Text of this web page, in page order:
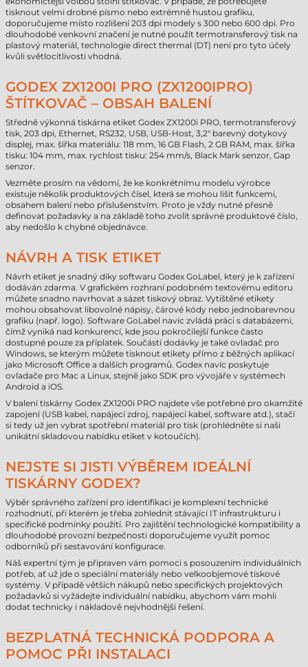
tisknout velmi drobné písmo nebo extrémně hustou grafiku,
doporučujeme místo rozlišení 203 dpi modely s 300 nebo 600 dpi. Pro
dlouhodobé venkovní značení je nutné použít termotransferový tisk na
plastový materiál, technologie direct thermal (DT) není pro tyto účely
kvůli světlocitlivosti vhodná.
GODEX ZX1200I PRO (ZX1200IPRO)
ŠTÍTKOVAČ – OBSAH BALENÍ
Středně výkonná tiskárna etiket Godex ZX1200i PRO, termotransferový
tisk, 203 dpi, Ethernet, RS232, USB, USB-Host, 3,2" barevný dotykový
displej, max. šířka materiálu: 118 mm, 16 GB Flash, 2 GB RAM, max. šířka
tisku: 104 mm, max. rychlost tisku: 254 mm/s, Black Mark senzor, Gap
senzor.
Vezměte prosím na vědomí, že ke konkrétnímu modelu výrobce
existuje několik produktových čísel, která se mohou lišit funkcemi,
obsahem balení nebo příslušenstvím. Proto je vždy nutné přesně
definovat požadavky a na základě toho zvolit správné produktové číslo,
aby nedošlo k chybné objednávce.
NÁVRH A TISK ETIKET
Návrh etiket je snadný díky softwaru Godex GoLabel, který je k zařízení
dodáván zdarma. V grafickém rozhraní podobném textovému editoru
můžete snadno navrhovat a sázet tiskový obraz. Vytištěné etikety
mohou obsahovat libovolné nápisy, čárové kódy nebo jednobarevnou
grafiku (např. logo). Software GoLabel navíc zvládá práci s databázemi,
čímž vyniká nad konkurencí, kde jsou pokročilejší funkce často
dostupné pouze za příplatek. Součástí dodávky je také ovladač pro
Windows, se kterým můžete tisknout etikety přímo z běžných aplikací
jako Microsoft Office a dalších programů. Godex navíc poskytuje
ovladače pro Mac a Linux, stejně jako SDK pro vývojáře v systémech
Android a iOS.
V balení tiskárny Godex ZX1200i PRO najdete vše potřebné pro okamžité
zapojení (USB kabel, napájecí zdroj, napájecí kabel, software atd.), stačí
si tedy už jen vybrat spotřební materiál pro tisk (prohlédněte si naši
unikátní skladovou nabídku etiket v kotoučích).
NEJSTE SI JISTI VÝBĚREM IDEÁLNÍ
TISKÁRNY GODEX?
Výběr správného zařízení pro identifikaci je komplexní technické
rozhodnutí, při kterém je třeba zohlednit stávající IT infrastrukturu i
specifické podmínky použití. Pro zajištění technologické kompatibility a
dlouhodobé provozní bezpečnosti doporučujeme využít pomoc
odborníků při sestavování konfigurace.
Náš expertní tým je připraven vám pomoci s posouzením individuálních
potřeb, ať už jde o speciální materiály nebo velkoobjemové tiskové
systémy. V případě větších nákupů nebo specifických projektových
požadavků si vyžádejte individuální nabídku, abychom vám mohli
dodat technicky i nákladově nejvhodnější řešení.
BEZPLATNÁ TECHNICKÁ PODPORA A
POMOC PŘI INSTALACI